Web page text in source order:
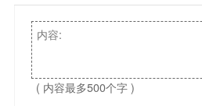
( 内容最多500个字 )